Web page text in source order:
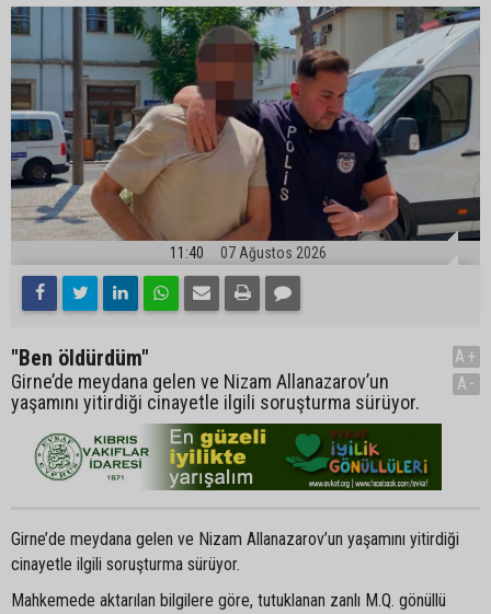
11:40 07 Ağustos 2026
"Ben öldürdüm"
Girne’de meydana gelen ve Nizam Allanazarov’un
yaşamını yitirdiği cinayetle ilgili soruşturma sürüyor.
A+
A-
Girne’de meydana gelen ve Nizam Allanazarov’un yaşamını yitirdiği
cinayetle ilgili soruşturma sürüyor.
Mahkemede aktarılan bilgilere göre, tutuklanan zanlı M.Q. gönüllü